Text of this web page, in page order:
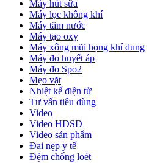
Máy hút sữa
Máy lọc không khí
Máy tăm nước
Máy tạo oxy
Máy xông mũi họng khí dung
Máy đo huyết áp
Máy đo Spo2
Mẹo vặt
Nhiệt kế điện tử
Tư vấn tiêu dùng
Video
Video HDSD
Video sản phẩm
Đai nẹp y tế
Đệm chống loét